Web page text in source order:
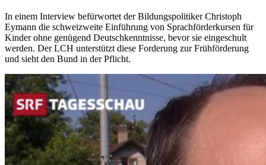
In einem Interview befürwortet der Bildungspolitiker Christoph
Eymann die schweizweite Einführung von Sprachförderkursen für
Kinder ohne genügend Deutschkenntnisse, bevor sie eingeschult
werden. Der LCH unterstützt diese Forderung zur Frühförderung
und sieht den Bund in der Pflicht.